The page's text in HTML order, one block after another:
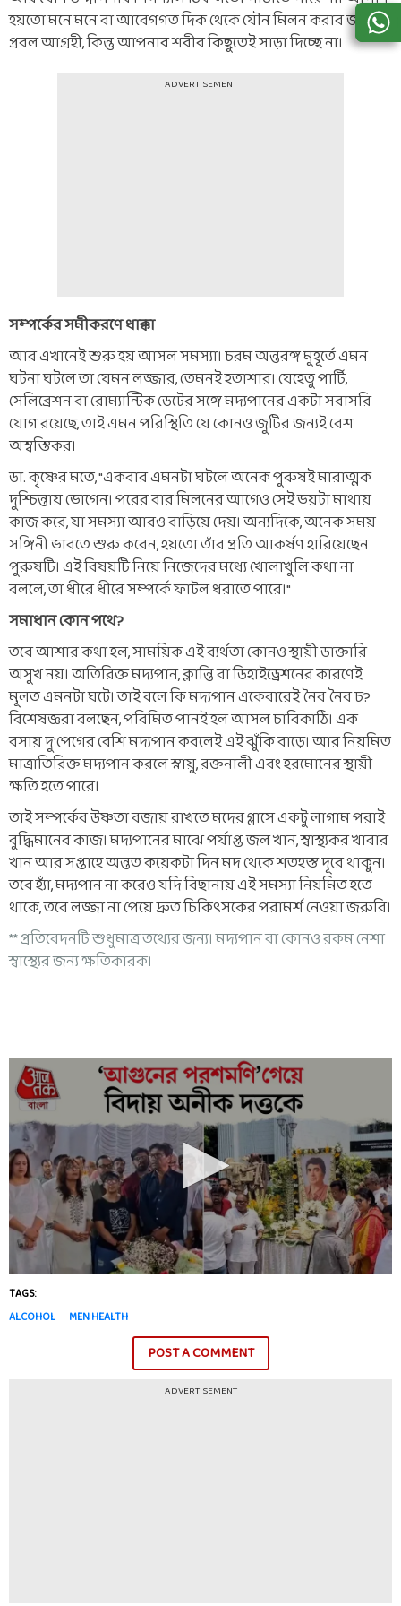
হয়তো মনে মনে বা আবেগগত দিক থেকে যৌন মিলন করার জন্য
প্রবল আগ্রহী, কিন্তু আপনার শরীর কিছুতেই সাড়া দিচ্ছে না।
ADVERTISEMENT
সম্পর্কের সমীকরণে ধাক্কা
আর এখানেই শুরু হয় আসল সমস্যা। চরম অন্তরঙ্গ মুহূর্তে এমন
ঘটনা ঘটলে তা যেমন লজ্জার, তেমনই হতাশার। যেহেতু পার্টি,
সেলিব্রেশন বা রোম্যান্টিক ডেটের সঙ্গে মদ্যপানের একটা সরাসরি
যোগ রয়েছে, তাই এমন পরিস্থিতি যে কোনও জুটির জন্যই বেশ
অস্বস্তিকর।
ডা. কৃষ্ণের মতে, "একবার এমনটা ঘটলে অনেক পুরুষই মারাত্মক
দুশ্চিন্তায় ভোগেন। পরের বার মিলনের আগেও সেই ভয়টা মাথায়
কাজ করে, যা সমস্যা আরও বাড়িয়ে দেয়। অন্যদিকে, অনেক সময়
সঙ্গিনী ভাবতে শুরু করেন, হয়তো তাঁর প্রতি আকর্ষণ হারিয়েছেন
পুরুষটি। এই বিষয়টি নিয়ে নিজেদের মধ্যে খোলাখুলি কথা না
বললে, তা ধীরে ধীরে সম্পর্কে ফাটল ধরাতে পারে।"
সমাধান কোন পথে?
তবে আশার কথা হল, সাময়িক এই ব্যর্থতা কোনও স্থায়ী ডাক্তারি
অসুখ নয়। অতিরিক্ত মদ্যপান, ক্লান্তি বা ডিহাইড্রেশনের কারণেই
মূলত এমনটা ঘটে। তাই বলে কি মদ্যপান একেবারেই নৈব নৈব চ?
বিশেষজ্ঞরা বলছেন, পরিমিত পানই হল আসল চাবিকাঠি। এক
বসায় দু'পেগের বেশি মদ্যপান করলেই এই ঝুঁকি বাড়ে। আর নিয়মিত
মাত্রাতিরিক্ত মদ্যপান করলে স্নায়ু, রক্তনালী এবং হরমোনের স্থায়ী
ক্ষতি হতে পারে।
তাই সম্পর্কের উষ্ণতা বজায় রাখতে মদের গ্লাসে একটু লাগাম পরাই
বুদ্ধিমানের কাজ। মদ্যপানের মাঝে পর্যাপ্ত জল খান, স্বাস্থ্যকর খাবার
খান আর সপ্তাহে অন্তত কয়েকটা দিন মদ থেকে শতহস্ত দূরে থাকুন।
তবে হ্যাঁ, মদ্যপান না করেও যদি বিছানায় এই সমস্যা নিয়মিত হতে
থাকে, তবে লজ্জা না পেয়ে দ্রুত চিকিৎসকের পরামর্শ নেওয়া জরুরি।
** প্রতিবেদনটি শুধুমাত্র তথ্যের জন্য। মদ্যপান বা কোনও রকম নেশা
স্বাস্থ্যের জন্য ক্ষতিকারক।
TAGS:
ALCOHOL
MEN HEALTH
POST A COMMENT
ADVERTISEMENT